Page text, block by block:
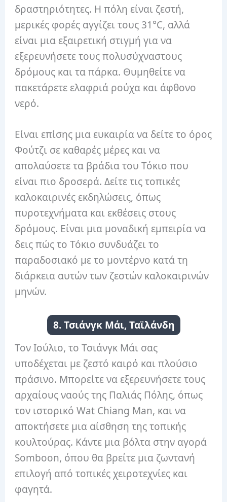
δραστηριότητες. Η πόλη είναι ζεστή,
μερικές φορές αγγίζει τους 31°C, αλλά
είναι μια εξαιρετική στιγμή για να
εξερευνήσετε τους πολυσύχναστους
δρόμους και τα πάρκα. Θυμηθείτε να
πακετάρετε ελαφριά ρούχα και άφθονο
νερό.
Είναι επίσης μια ευκαιρία να δείτε το όρος
Φούτζι σε καθαρές μέρες και να
απολαύσετε τα βράδια του Τόκιο που
είναι πιο δροσερά. Δείτε τις τοπικές
καλοκαιρινές εκδηλώσεις, όπως
πυροτεχνήματα και εκθέσεις στους
δρόμους. Είναι μια μοναδική εμπειρία να
δεις πώς το Τόκιο συνδυάζει το
παραδοσιακό με το μοντέρνο κατά τη
διάρκεια αυτών των ζεστών καλοκαιρινών
μηνών.
8. Τσιάνγκ Μάι, Ταϊλάνδη
Τον Ιούλιο, το Τσιάνγκ Μάι σας
υποδέχεται με ζεστό καιρό και πλούσιο
πράσινο. Μπορείτε να εξερευνήσετε τους
αρχαίους ναούς της Παλιάς Πόλης, όπως
τον ιστορικό Wat Chiang Man, και να
αποκτήσετε μια αίσθηση της τοπικής
κουλτούρας. Κάντε μια βόλτα στην αγορά
Somboon, όπου θα βρείτε μια ζωντανή
επιλογή από τοπικές χειροτεχνίες και
φαγητά.